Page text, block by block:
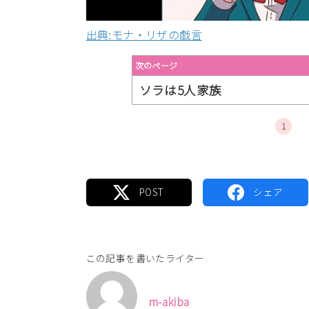
出典:モナ・リザの戯言
次のページ
ソラは5人家族
1
この記事を書いたライター
m-akiba